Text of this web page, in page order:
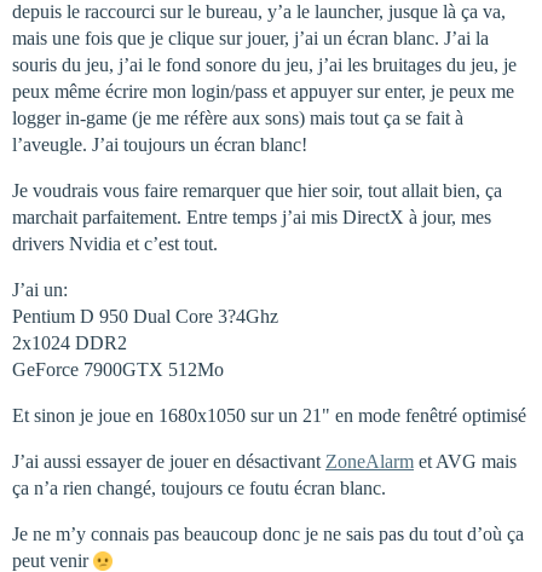
depuis le raccourci sur le bureau, y’a le launcher, jusque là ça va,
mais une fois que je clique sur jouer, j’ai un écran blanc. J’ai la
souris du jeu, j’ai le fond sonore du jeu, j’ai les bruitages du jeu, je
peux même écrire mon login/pass et appuyer sur enter, je peux me
logger in-game (je me réfère aux sons) mais tout ça se fait à
l’aveugle. J’ai toujours un écran blanc!
Je voudrais vous faire remarquer que hier soir, tout allait bien, ça
marchait parfaitement. Entre temps j’ai mis DirectX à jour, mes
drivers Nvidia et c’est tout.
J’ai un:
Pentium D 950 Dual Core 3?4Ghz
2x1024 DDR2
GeForce 7900GTX 512Mo
Et sinon je joue en 1680x1050 sur un 21" en mode fenêtré optimisé
J’ai aussi essayer de jouer en désactivant ZoneAlarm et AVG mais
ça n’a rien changé, toujours ce foutu écran blanc.
Je ne m’y connais pas beaucoup donc je ne sais pas du tout d’où ça
peut venir